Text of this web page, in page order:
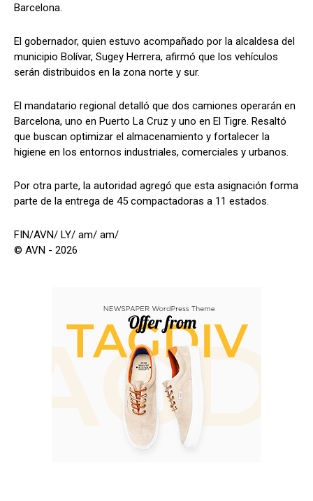
Barcelona.
El gobernador, quien estuvo acompañado por la alcaldesa del
municipio Bolívar, Sugey Herrera, afirmó que los vehículos
serán distribuidos en la zona norte y sur.
El mandatario regional detalló que dos camiones operarán en
Barcelona, uno en Puerto La Cruz y uno en El Tigre. Resaltó
que buscan optimizar el almacenamiento y fortalecer la
higiene en los entornos industriales, comerciales y urbanos.
Por otra parte, la autoridad agregó que esta asignación forma
parte de la entrega de 45 compactadoras a 11 estados.
FIN/AVN/ LY/ am/ am/
© AVN - 2026